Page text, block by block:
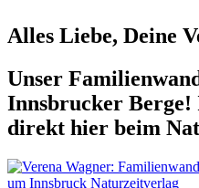
Alles Liebe, Deine
Unser
Innsbrucker Berge!
direkt hier beim